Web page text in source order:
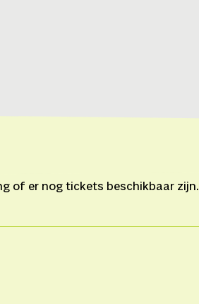
of er nog tickets beschikbaar zijn.